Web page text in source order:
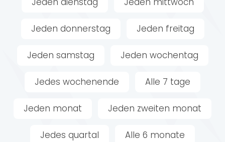
Jeden donnerstag Jeden freitag
Jeden samstag Jeden wochentag
Jedes wochenende Alle 7 tage
Jeden monat Jeden zweiten monat
Jedes quartal Alle 6 monate